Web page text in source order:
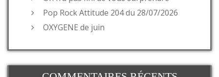
Pop Rock Attitude 204 du 28/07/2026
OXYGENE de juin